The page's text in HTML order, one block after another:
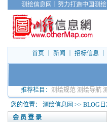
测绘信息网 努力打造中国测
首页 新闻 招标信息｜
推荐栏目： 测绘规范 测绘导航
您的位置： 测绘信息网 >> BLOG
会 员 登 录